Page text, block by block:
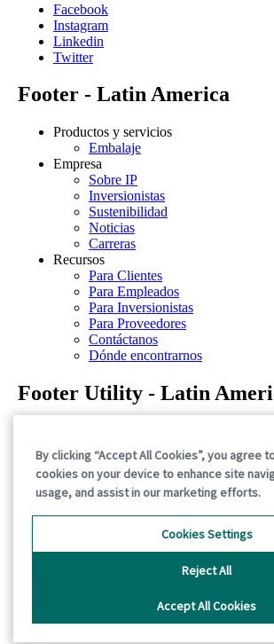
Facebook
Instagram
Linkedin
Twitter
Footer - Latin America
Productos y servicios
Embalaje
Empresa
Sobre IP
Inversionistas
Sustenibilidad
Noticias
Carreras
Recursos
Para Clientes
Para Empleados
Para Inversionistas
Para Proveedores
Contáctanos
Dónde encontrarnos
Footer Utility - Latin
Términos de uso
Declaraciones sobre la divulgación
Aviso sobre cookies
By clicking “Accept All Cookies”, you agree
cookies on your device to enhance site
usage, and assist in our marketing efforts.
Accept All Cookies
Reject All
Cookies Settings